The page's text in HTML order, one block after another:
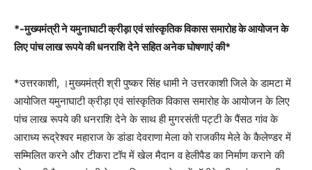
*-मुख्यमंत्री ने यमुनाघाटी क्रीड़ा एवं सांस्कृतिक विकास समारोह के आयोजन के
लिए पांच लाख रूपये की धनराशि देने सहित अनेक घोषणाएं की*
*उत्तरकाशी, ।मुख्यमंत्री श्री पुष्कर सिंह धामी ने उत्तरकाशी जिले के डामटा में
आयोजित यमुनाघाटी क्रीड़ा एवं सांस्कृतिक विकास समारोह के आयोजन के लिए
पांच लाख रूपये की धनराशि देने के साथ ही मुगरसंती पट्टी के पैंसठ गांव के
आराध्य रूद्रेश्वर महाराज के डांडा देवराणा मेला को राजकीय मेले के कैलेण्डर में
सम्मिलित करने और टीकरा टॉप में खेल मैदान व हेलीपैड का निर्माण कराने की